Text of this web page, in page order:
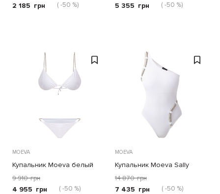
2 185 грн ( -50 %) 5 355 грн ( -50 %)
MOEVA
Купальник Moeva белый
9 910 грн
4 955 грн ( -50 %)
MOEVA
Купальник Moeva Sally
белый
14 870 грн
7 435 грн ( -50 %)